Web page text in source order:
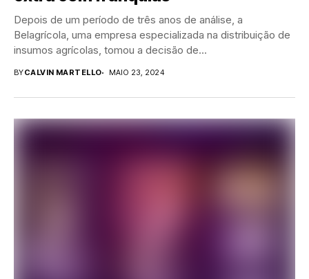
Depois de um período de três anos de análise, a
Belagrícola, uma empresa especializada na distribuição de
insumos agrícolas, tomou a decisão de...
BYCALVIN MARTELLO MAIO 23, 2024